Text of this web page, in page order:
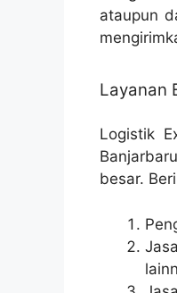
ataupun
Layanan
Logistik
besar.